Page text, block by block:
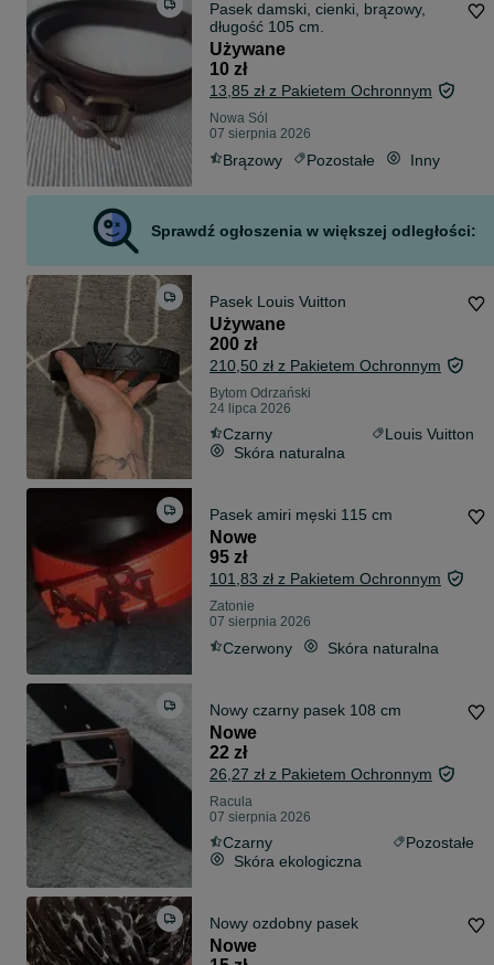
Pasek damski, cienki, brązowy,
długość 105 cm.
Używane
10 zł
13,85 zł z Pakietem Ochronnym
Nowa Sól
07 sierpnia 2026
Brązowy Pozostałe Inny
Sprawdź ogłoszenia w większej odległości:
Pasek Louis Vuitton
Używane
200 zł
210,50 zł z Pakietem Ochronnym
Bytom Odrzański
24 lipca 2026
Czarny
Louis Vuitton
Skóra naturalna
Pasek amiri męski 115 cm
Nowe
95 zł
101,83 zł z Pakietem Ochronnym
Zatonie
07 sierpnia 2026
Czerwony Skóra naturalna
Nowy czarny pasek 108 cm
Nowe
22 zł
26,27 zł z Pakietem Ochronnym
Racula
07 sierpnia 2026
Czarny
Pozostałe
Skóra ekologiczna
Nowy ozdobny pasek
Nowe